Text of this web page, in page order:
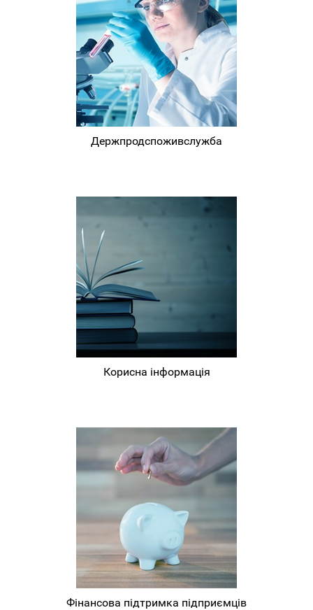
Держпродспоживслужба
Корисна інформація
Фінансова підтримка підприємців